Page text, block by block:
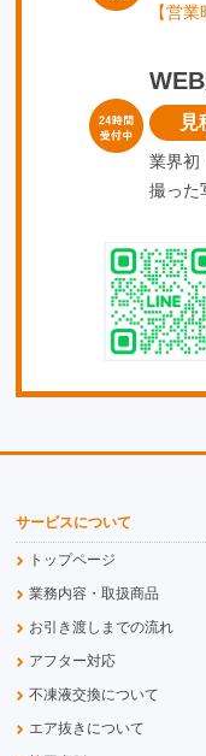
【営業
見
業界初
撮った
サービスについて
トップページ
業務内容・取扱商品
お引き渡しまでの流れ
アフター対応
不凍液交換について
エア抜きについて